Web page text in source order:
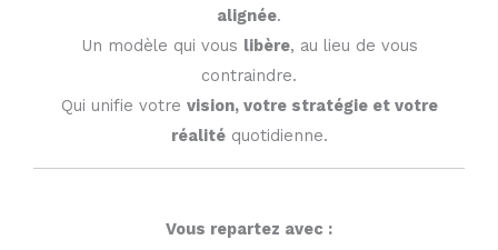
alignée.
Un modèle qui vous libère, au lieu de vous
contraindre.
Qui unifie votre vision, votre stratégie et votre
réalitéquotidienne.
Vous repartez avec :